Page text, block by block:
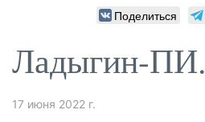
Поделиться
Ладыгин-ПИ.
17 июня 2022 г.